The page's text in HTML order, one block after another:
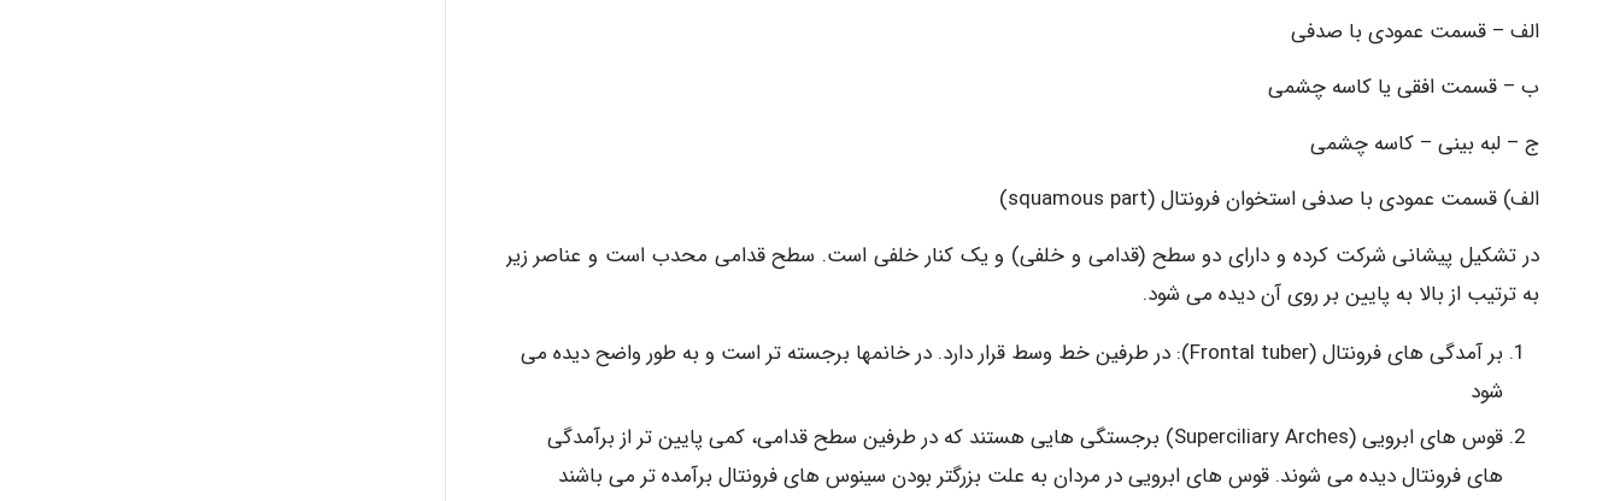
الف – قسمت عمودی با صدفی
ب – قسمت افقی یا کاسه چشمی
ج – لبه بینی – کاسه چشمی
الف) قسمت عمودی با صدفی استخوان فرونتال (squamous part)
در تشکیل پیشانی شرکت کرده و دارای دو سطح (قدامی و خلفی) و یک کنار خلفی است. سطح قدامی محدب است و عناصر زیر
به ترتیب از بالا به پایین بر روی آن دیده می شود.
بر آمدگی های فرونتال (Frontal tuber): در طرفین خط وسط قرار دارد. در خانمها برجسته تر است و به طور واضح دیده می
شود
قوس های ابرویی (Superciliary Arches) برجستگی هایی هستند که در طرفین سطح قدامی، کمی پایین تر از برآمدگی
های فرونتال دیده می شوند. قوس های ابرویی در مردان به علت بزرگتر بودن سینوس های فرونتال برآمده تر می باشند